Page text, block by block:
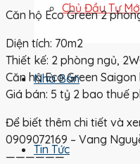
Chủ Đầu Tư
Nhà Bán
Tin Tức
Căn hộ Eco Green 2
Diện tích: 70m2
Thiết kế: 2 phòng ngủ,
Căn hộ Eco Green
Giá bán: 5 tỷ 2 bao thuế
Để biết thêm chi tiết và
0909072169 – Vang
——————